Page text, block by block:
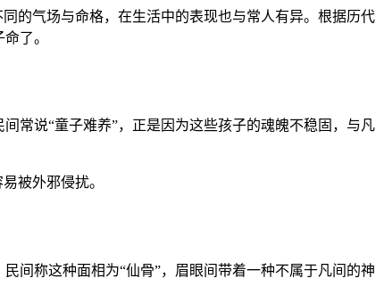
的气场与命格，在生活中的表现也与常人有异。根据历代
了。
常说“童子难养”，正是因为这些孩子的魂魄不稳固，与凡
被外邪侵扰。
间称这种面相为“仙骨”，眉眼间带着一种不属于凡间的神